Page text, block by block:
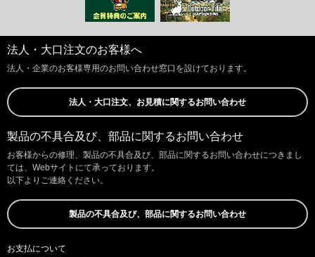
法人・大口注文のお客様へ
法人・企業のお客様専用のお問い合わせ窓口を設けております。
法人・大口注文、お見積に関するお問い合わせ
製品の不具合及び、部品に関するお問い合わせ
お客様からの修理、製品の不具合及び、部品に関するお問い合わせにつきまし
ては、Webサイトにて承っております。
以下よりご連絡ください。
製品の不具合及び、部品に関するお問い合わせ
お支払について